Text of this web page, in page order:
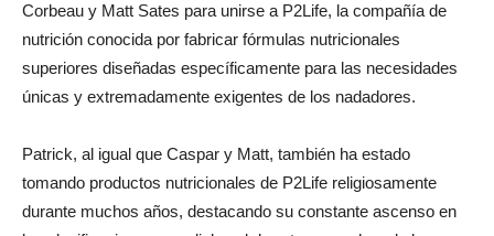
Corbeau y Matt Sates para unirse a P2Life, la compañía de
nutrición conocida por fabricar fórmulas nutricionales
superiores diseñadas específicamente para las necesidades
únicas y extremadamente exigentes de los nadadores.
Patrick, al igual que Caspar y Matt, también ha estado
tomando productos nutricionales de P2Life religiosamente
durante muchos años, destacando su constante ascenso en